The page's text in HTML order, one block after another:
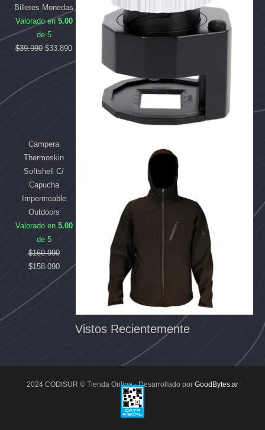
Billetes Monedas
Valorado en 5.00
de 5
$39.990 $33.890
Campera
Thermoskin
Softshell C/
Capucha
Impermeable
Outdoors
Valorado en 5.00
de 5
$169.990
$158.090
Vistos Recientemente
2024 CODISUR © Tienda Online - Desarrollado por GoodBytes.ar